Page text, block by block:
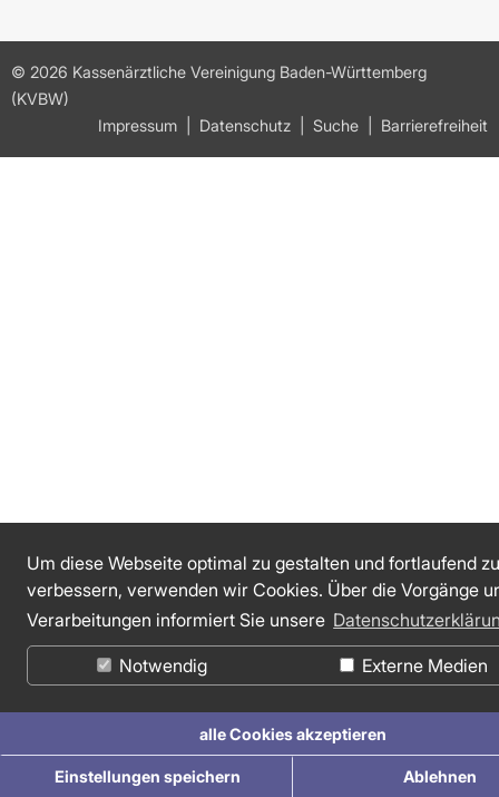
© 2026 Kassenärztliche Vereinigung Baden-Württemberg
(KVBW)
Impressum
Datenschutz Suche Barrierefreiheit
Um diese Webseite optimal zu gestalten und fortlaufend zu
verbessern, verwenden wir Cookies. Über die Vorgänge
Verarbeitungen informiert Sie unsere
Notwendig Externe Medien
alle Cookies akzeptieren
Einstellungen speichern Ablehnen